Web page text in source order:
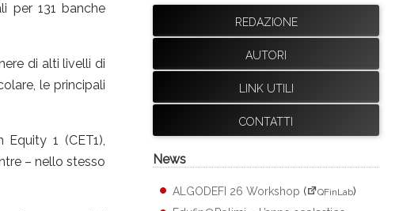
per 131 banche
di alti livelli di
le principali
1 (CET1),
– nello stesso
REDAZIONE
AUTORI
LINK UTILI
CONTATTI
News
ALGODEFI 26 Workshop ( QFinLab)